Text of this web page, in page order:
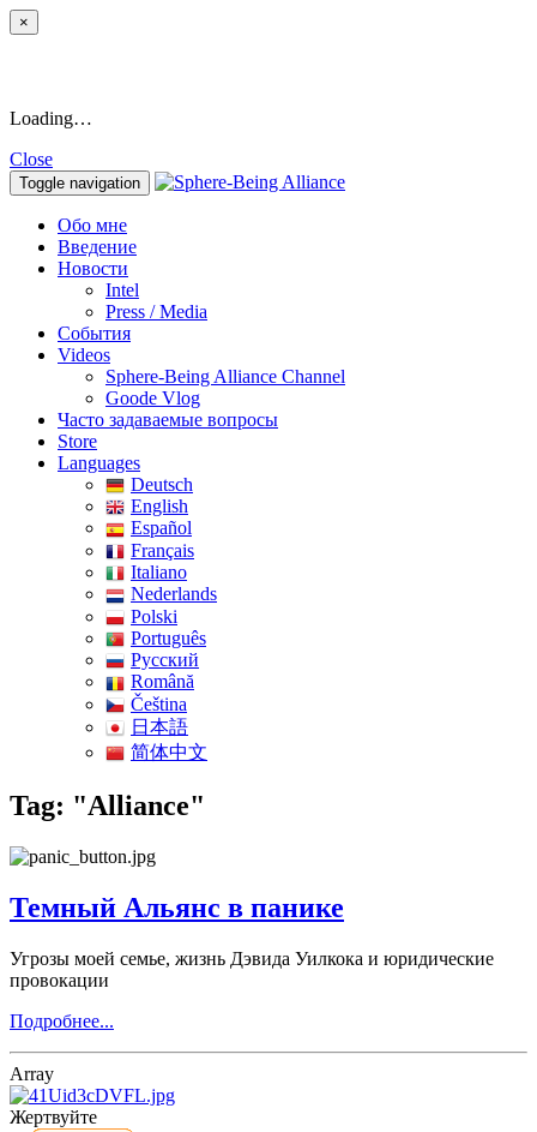
×
Loading…
Close
Toggle navigation
Обо мне
Введение
Новости
Intel
Press / Media
События
Videos
Sphere-Being Alliance Channel
Goode Vlog
Часто задаваемые вопросы
Store
Languages
Deutsch
English
Español
Français
Italiano
Nederlands
Polski
Português
Pусский
Română
Čeština
日本語
简体中文
Tag: "Alliance"
Темный Альянс в панике
Угрозы моей семье, жизнь Дэвида Уилкока и юридические
провокации
Подробнее...
Array
Жертвуйте